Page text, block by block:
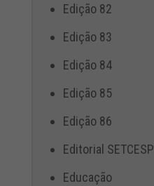
Edição 82
Edição 83
Edição 84
Edição 85
Edição 86
Editorial SETCESP
Educação